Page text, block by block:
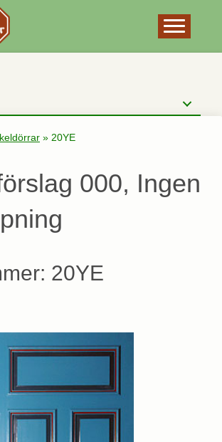
» 20YE
000, Ingen
20YE